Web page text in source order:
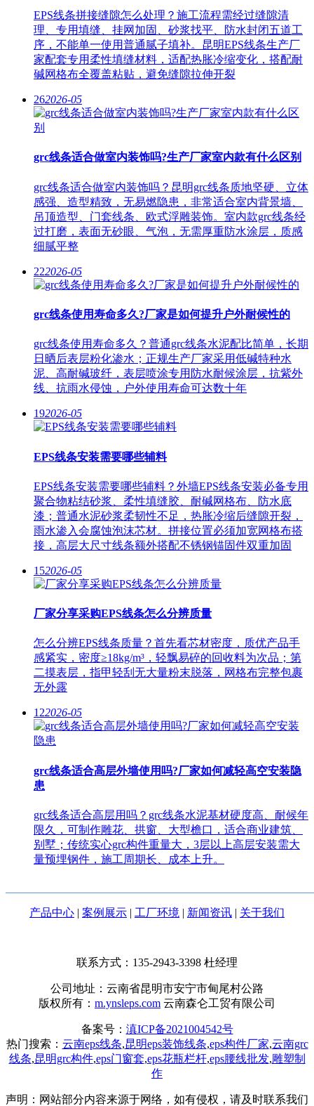
EPS线条拼接缝隙怎么处理？施工流程需经过缝隙清
理、专用填缝、挂网加固、砂浆找平、防水封闭五道工
序，不能单一使用普通腻子填补。昆明EPS线条生产厂
家配套专用柔性填缝材料，适配热胀冷缩变化，搭配耐
碱网格布全覆盖粘贴，避免缝隙拉伸开裂
262026-05
grc线条适合做室内装饰吗?生产厂家室内款有什么区别
grc线条适合做室内装饰吗？昆明grc线条质地坚硬、立体
感强、造型精致，无易燃隐患，非常适合室内背景墙、
吊顶造型、门套线条、欧式浮雕装饰。室内款grc线条经
过打磨，表面无砂眼、气泡，无需厚重防水涂层，质感
细腻平整
222026-05
grc线条使用寿命多久?厂家是如何提升户外耐候性的
grc线条使用寿命多久？普通grc线条水泥配比简单，长期
日晒后表层粉化渗水；正规生产厂家采用低碱特种水
泥、高耐碱玻纤，表层喷涂专用防水耐候涂层，抗紫外
线、抗雨水侵蚀，户外使用寿命可达数十年
192026-05
EPS线条安装需要哪些辅料
EPS线条安装需要哪些辅料？外墙EPS线条安装必备专用
聚合物粘结砂浆、柔性填缝胶、耐碱网格布、防水底
漆；普通水泥砂浆柔韧性不足，热胀冷缩后缝隙开裂，
雨水渗入会腐蚀泡沫芯材。拼接位置必须加宽网格布搭
接，高层大尺寸线条额外搭配不锈钢锚固件双重加固
152026-05
厂家分享采购EPS线条怎么分辨质量
怎么分辨EPS线条质量？首先看芯材密度，质优产品手
感紧实，密度≥18kg/m³，轻飘易碎的回收料为次品；第
二摸表层，指甲轻刮无大量粉末脱落，网格布完整包裹
无外露
122026-05
grc线条适合高层外墙使用吗?厂家如何减轻高空安装隐
患
grc线条适合高层用吗？grc线条水泥基材硬度高、耐候年
限久，可制作雕花、拱窗、大型檐口，适合商业建筑、
别墅；传统实心grc构件重量大，3层以上高层安装需大
量预埋钢件，施工周期长、成本上升。
产品中心 案例展示 工厂环境 新闻资讯 关于我们
联系方式：135-2943-3398 杜经理
公司地址：云南省昆明市安宁市甸尾村公路
版权所有： m.ynsleps.com 云南森仑工贸有限公司
备案号： 滇ICP备2021004542号
热门搜索： 云南eps线条,昆明eps装饰线条,eps构件厂家,云南grc
线条,昆明grc构件,eps门窗套,eps花瓶栏杆,eps腰线批发,雕塑制
作
声明：网站部分内容来源于网络，如有侵权，请及时联系我们